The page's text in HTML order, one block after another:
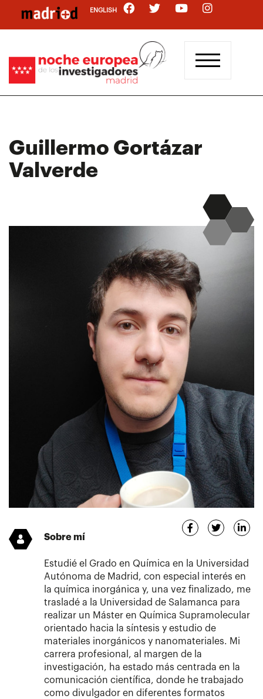
contenido
ENGLISH
Guillermo Gortázar
Valverde
Sobre mí
Estudié el Grado en Química en la Universidad
Autónoma de Madrid, con especial interés en
la química inorgánica y, una vez finalizado, me
trasladé a la Universidad de Salamanca para
realizar un Máster en Química Supramolecular
orientado hacia la síntesis y estudio de
materiales inorgánicos y nanomateriales. Mi
carrera profesional, al margen de la
investigación, ha estado más centrada en la
comunicación científica, donde he trabajado
como divulgador en diferentes formatos